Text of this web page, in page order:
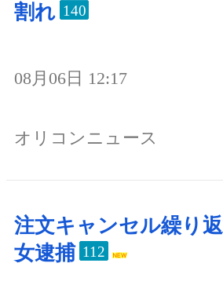
割れ 140
08月06日 12:17
オリコンニュース
注文キャンセル繰り返
女逮捕 112